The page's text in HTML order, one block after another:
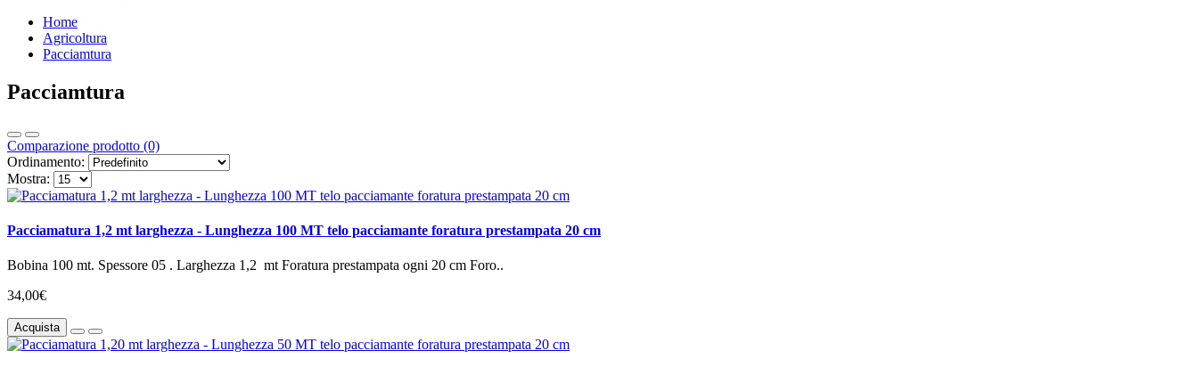
Home
Agricoltura
Pacciamtura
Pacciamtura
Comparazione prodotto (0)
Ordinamento:
Mostra:
Pacciamatura 1,2 mt larghezza - Lunghezza 100 MT telo pacciamante foratura prestampata 20 cm
Bobina 100 mt. Spessore 05 . Larghezza 1,2 mt Foratura prestampata ogni 20 cm Foro..
34,00€
Acquista